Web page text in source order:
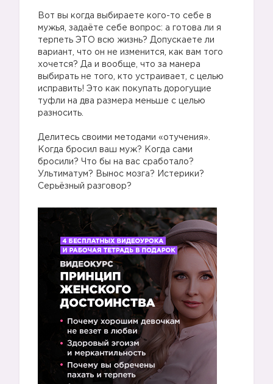
Вот вы когда выбираете кого-то себе в
мужья, задаёте себе вопрос: а готова ли я
терпеть ЭТО всю жизнь? Допускаете ли
вариант, что он не изменится, как вам того
хочется? Да и вообще, что за манера
выбирать не того, кто устраивает, с целью
исправить! Это как покупать дорогущие
туфли на два размера меньше с целью
разносить.
Делитесь своими методами «отучения».
Когда бросил ваш муж? Когда сами
бросили? Что бы на вас сработало?
Ультиматум? Вынос мозга? Истерики?
Серьёзный разговор?